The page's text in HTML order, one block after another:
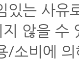
있는 사유
않을 수
/소비에